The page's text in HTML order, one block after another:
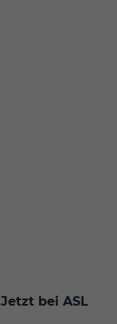
bei ASL